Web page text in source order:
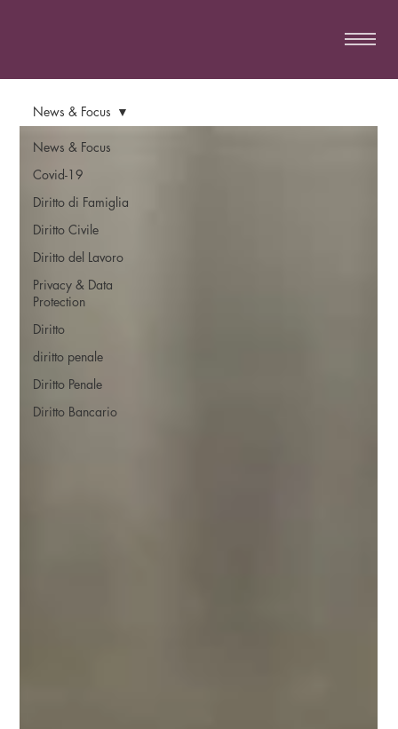
News & Focus
Covid-19
Diritto di Famiglia
Diritto Civile
Diritto del Lavoro
Privacy & Data
Protection
Diritto
diritto penale
Diritto Penale
Diritto Bancario
News & Focus